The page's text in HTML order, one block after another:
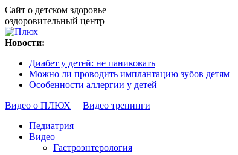
Сайт о детском здоровье
оздоровительный центр
Новости:
Диабет у детей: не паниковать
Можно ли проводить имплантацию зубов детям
Особенности аллергии у детей
Видео о ПЛЮХ
Видео тренинги
Педиатрия
Видео
Гастроэнтерология